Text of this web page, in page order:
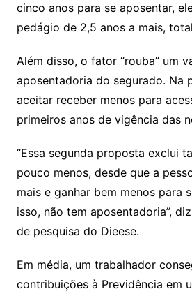
cinco anos para se aposentar,
pedágio de 2,5 anos a mais,
Além disso, o fator “rouba” um
aposentadoria do segurado. Na
aceitar receber menos para
primeiros anos de vigência das
“Essa segunda proposta exclui
pouco menos, desde que a
mais e ganhar bem menos para
isso, não tem aposentadoria”,
de pesquisa do Dieese.
Em média, um trabalhador
contribuições à Previdência em